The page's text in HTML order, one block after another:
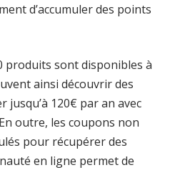
d’accumuler des points
produits sont disponibles à
ainsi découvrir des
jusqu’à 120€ par an avec
outre, les coupons non
pour récupérer des
en ligne permet de